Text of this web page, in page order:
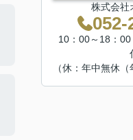
株式会社
052-
10：00～18：
（休：年中無休